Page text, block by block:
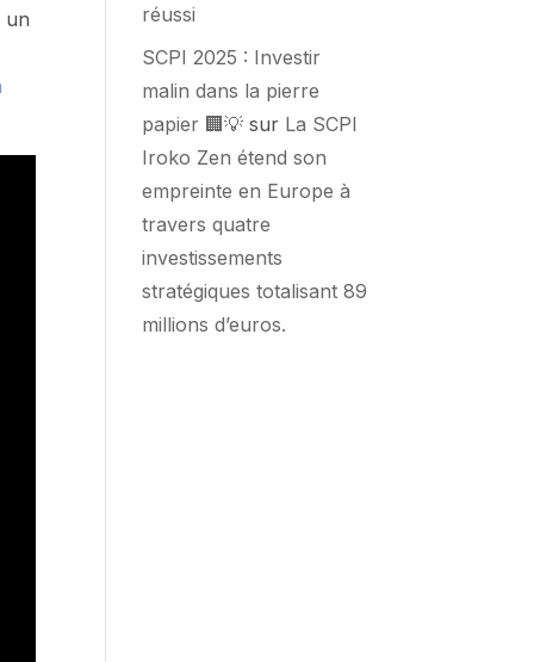
un
réussi
SCPI 2025 : Investir
malin dans la pierre
papier 🏢💡 sur La SCPI
Iroko Zen étend son
empreinte en Europe à
travers quatre
investissements
stratégiques totalisant 89
millions d’euros.